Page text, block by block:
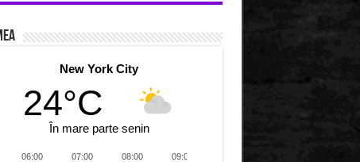
New York City
24°C
În mare parte senin
06:00 07:00 08:00 09:00